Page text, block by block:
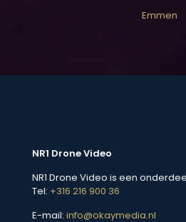
Emmen
NR1 Drone Video
NR1 Drone Video is een
Tel: +316 216 900 36
E-mail: info@okaymedia.nl